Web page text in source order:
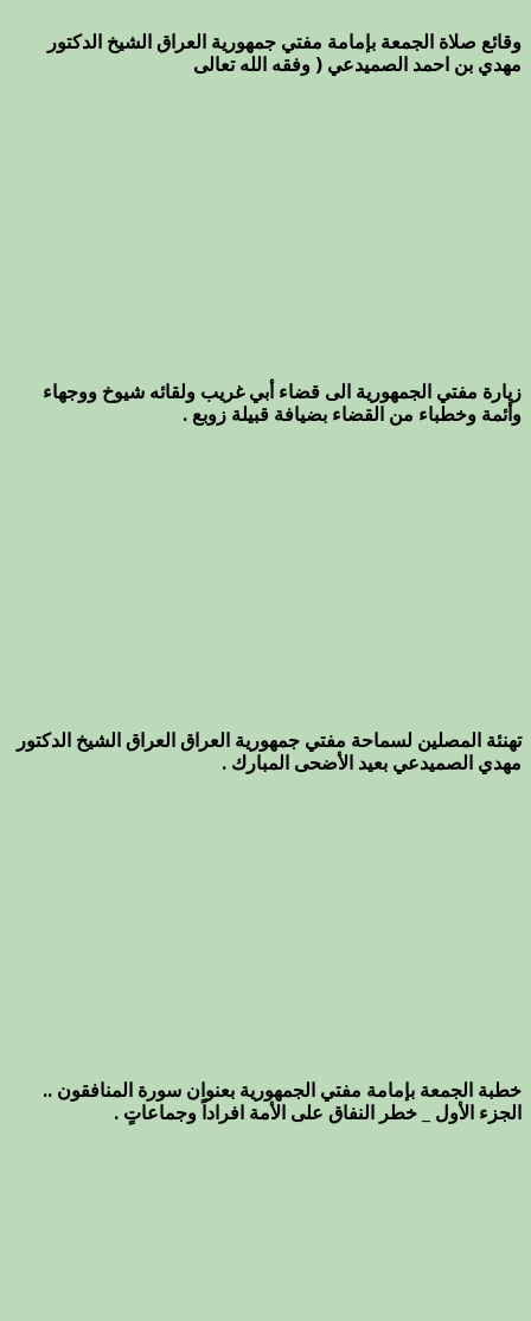
وقائع صلاة الجمعة بإمامة مفتي جمهورية العراق الشيخ الدكتور
مهدي بن احمد الصميدعي ( وفقه الله تعالى
زيارة مفتي الجمهورية الى قضاء أبي غريب ولقائه شيوخ ووجهاء
وأئمة وخطباء من القضاء بضيافة قبيلة زوبع .
تهنئة المصلين لسماحة مفتي جمهورية العراق العراق الشيخ الدكتور
مهدي الصميدعي بعيد الأضحى المبارك .
خطبة الجمعة بإمامة مفتي الجمهورية بعنوان سورة المنافقون ..
الجزء الأول _ خطر النفاق على الأمة افراداً وجماعاتٍ .